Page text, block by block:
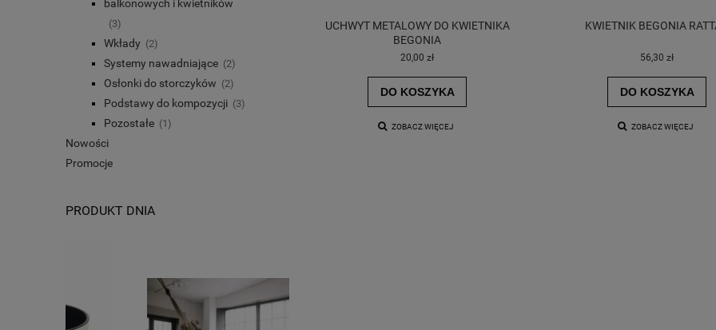
balkonowych i kwietników
(3)
Wkłady (2)
Systemy nawadniające (2)
Osłonki do storczyków (2)
Podstawy do kompozycji (3)
Pozostałe (1)
Nowości
Promocje
PRODUKT DNIA
UCHWYT METALOWY DO KWIETNIKA
BEGONIA
20,00 zł
DO KOSZYKA
ZOBACZ WIĘCEJ
KWIETNIK BEGONIA
56,30 zł
DO KOSZYKA
ZOBACZ WIĘCEJ